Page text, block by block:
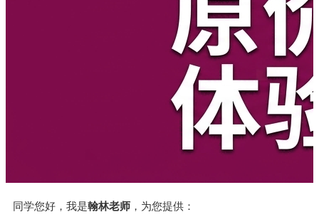
同学您好，我是翰林老师 ，为您提供：